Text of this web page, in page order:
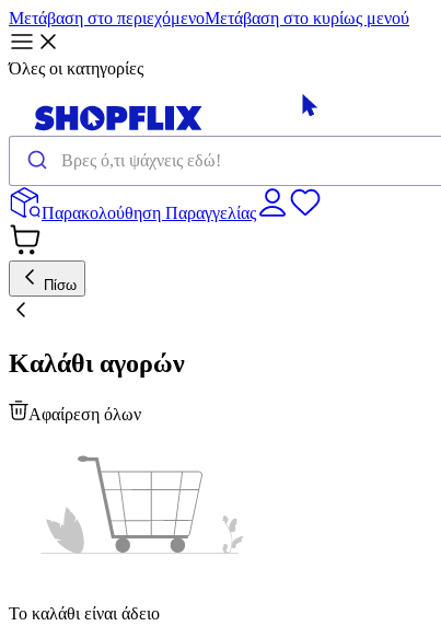
Μετάβαση στο περιεχόμενοΜετάβαση στο κυρίως μενού
Όλες οι κατηγορίες
Παρακολούθηση Παραγγελίας
Πίσω
Καλάθι αγορών
Αφαίρεση όλων
Το καλάθι είναι άδειο